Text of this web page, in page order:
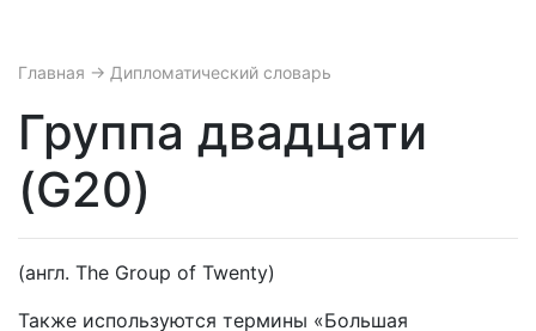
Главная → Дипломатический словарь
Группа двадцати
(G20)
(англ. The Group of Twenty)
Также используются термины «Большая